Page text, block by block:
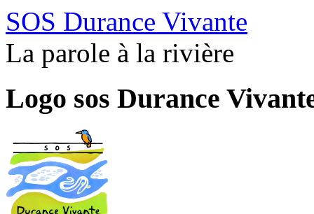
SOS Durance Vivante
La parole à la rivière
Logo sos Durance